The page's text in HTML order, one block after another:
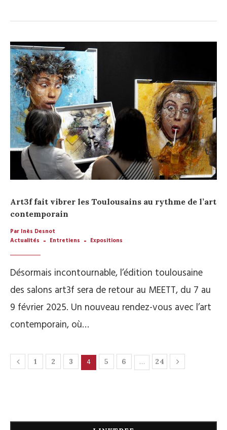
Art3f fait vibrer les Toulousains au rythme de l’art
contemporain
Par Inès Desnot
Actualités
Entretiens Expositions
Désormais incontournable, l’édition toulousaine
des salons art3f sera de retour au MEETT, du 7 au
9 février 2025. Un nouveau rendez-vous avec l’art
contemporain, où…
1 2 3 4 5 6 … 24